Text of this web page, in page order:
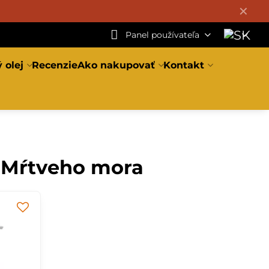
✕
Panel používateľa
olej RecenzieAko nakupovať Kontakt
mora